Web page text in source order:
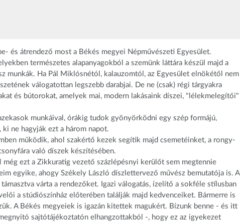
és átrendező most a Békés megyei Népművészeti Egyesület.
természetes alapanyagokból a szemünk láttára készül majd a
munkák. Ha Pál Miklósnétól, kalauzomtól, az Egyesület elnökétől nem
válogatottan legszebb darabjai. De ne (csak) régi tárgyakra
és bútorokat, amelyek mai, modern lakásaink díszei, "lélekmelegítői"
munkáival, órákig tudok gyönyörködni egy szép formájú,
ne hagyják ezt a három napot.
működik, ahol szakértő kezek segítik majd csemetéinket, a rongy-
való díszek készítésében.
ezt a Zikkuratig vezető százlépésnyi kerülőt sem megtennie
egyike, ahogy Székely László díszlettervező művész bemutatója is. A
várta a rendezőket. Igazi válogatás, ízelítő a sokféle stílusban
a stúdiószínház előterében találják majd kedvenceiket. Bármerre is
A Békés megyeiek is igazán kitettek magukért. Bízunk benne - és itt
sajtótájékoztatón elhangzottakból -, hogy ez az igyekezet